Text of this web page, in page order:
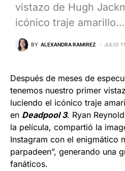
vistazo de Hugh
icónico traje amarillo…
BY ALEXANDRA RAMIREZ JULIO
Después de meses de
tenemos nuestro primer
luciendo el icónico traje
en Deadpool 3. Ryan
la película, compartió la
Instagram con el enigmático
parpadeen”, generando una
fanáticos.